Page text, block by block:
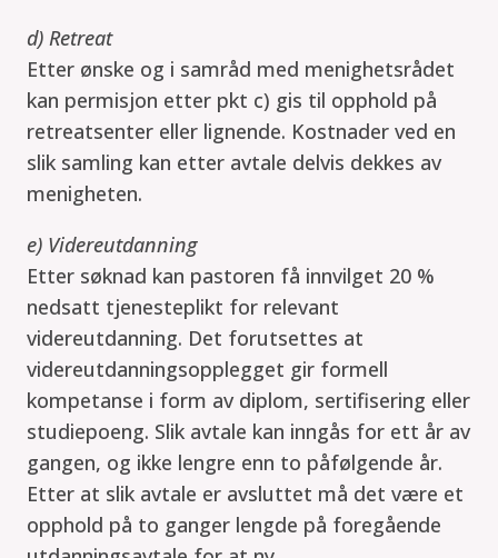
d) Retreat
Etter ønske og i samråd med menighetsrådet
kan permisjon etter pkt c) gis til opphold på
retreatsenter eller lignende. Kostnader ved en
slik samling kan etter avtale delvis dekkes av
menigheten.
e) Videreutdanning
Etter søknad kan pastoren få innvilget 20 %
nedsatt tjenesteplikt for relevant
videreutdanning. Det forutsettes at
videreutdanningsopplegget gir formell
kompetanse i form av diplom, sertifisering eller
studiepoeng. Slik avtale kan inngås for ett år av
gangen, og ikke lengre enn to påfølgende år.
Etter at slik avtale er avsluttet må det være et
opphold på to ganger lengde på foregående